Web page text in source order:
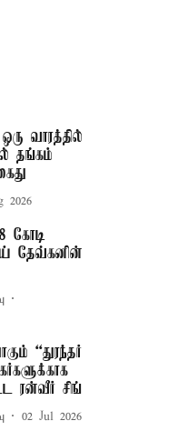
வாரத்தில்
தங்கம்
2026
கோடி
தேவ்கனின்
“துரந்தர்
ரன்வீர் சிங்
02 Jul 2026